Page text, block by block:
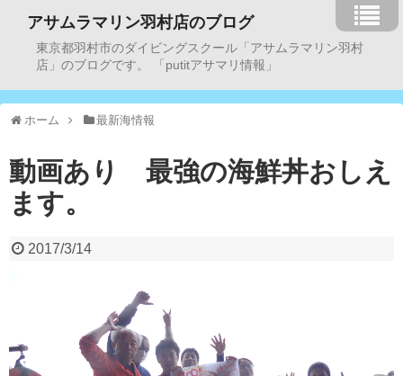
アサムラマリン羽村店のブログ
東京都羽村市のダイビングスクール「アサムラマリン羽村
店」のブログです。 「putitアサマリ情報」
ホーム 最新海情報
動画あり 最強の海鮮丼おしえ
ます。
2017/3/14